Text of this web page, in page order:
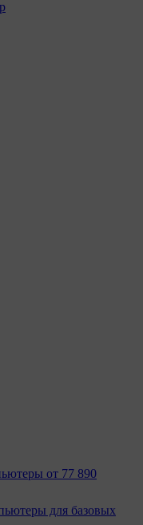
от 77 890
для базовых